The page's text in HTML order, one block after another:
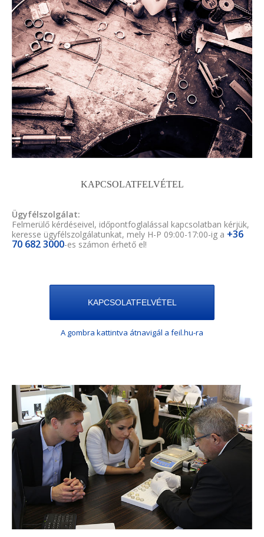
KAPCSOLATFELVÉTEL
Ügyfélszolgálat:
Felmerülő kérdéseivel, időpontfoglalással kapcsolatban kérjük,
keresse ügyfélszolgálatunkat, mely H-P 09:00-17:00-ig a +36
70 682 3000-es számon érhető el!
KAPCSOLATFELVÉTEL
A gombra kattintva átnavigál a feil.hu-ra